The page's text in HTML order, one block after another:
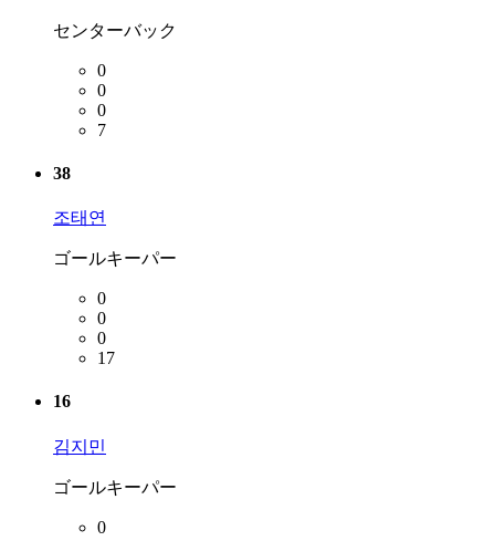
センターバック
0
0
0
7
38
조태연
ゴールキーパー
0
0
0
17
16
김지민
ゴールキーパー
0